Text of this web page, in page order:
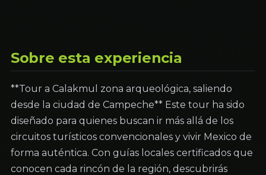
Sobre esta experiencia
**Tour a Calakmul zona arqueológica, saliendo
desde la ciudad de Campeche** Este tour ha sido
diseñado para quienes buscan ir más allá de los
circuitos turísticos convencionales y vivir Mexico de
forma auténtica. Con guías locales certificados que
conocen cada rincón de la región, descubrirás